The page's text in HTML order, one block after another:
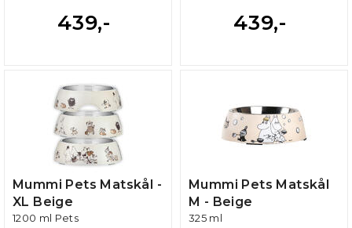
439,- 439,-
Mummi Pets Matskål -
XL Beige
1200 ml Pets
Mummi Pets Matskål
M - Beige
325 ml